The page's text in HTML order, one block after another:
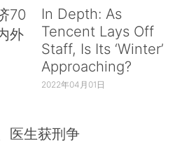
70
外
In Depth: As
Tencent Lays Off
Staff, Is Its ‘Winter’
Approaching?
2022年04月01日
医生获刑争